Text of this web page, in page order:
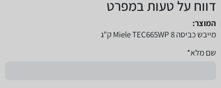
דווח על טעות במפרט
המוצר:
מייבש כביסה Miele TEC665WP 8 ק"ג
שם מלא*